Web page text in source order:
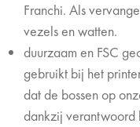
Franchi. Als
vezels en watten.
duurzaam en FSC
gebruikt bij het
dat de bossen op
dankzij verantwoord